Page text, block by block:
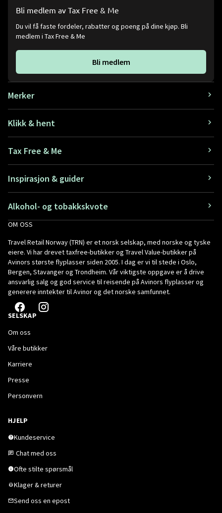
Bli medlem av Tax Free & Me
Du vil få faste fordeler, rabatter og poeng på dine kjøp. Bli
medlem i Tax Free & Me
Bli medlem
Merker
Klikk & hent
Tax Free & Me
Inspirasjon & guider
Alkohol- og tobakkskvote
OM OSS
Travel Retail Norway (TRN) er et norsk selskap, med norske og tyske
eiere. Vi har drevet taxfree-butikker og Travel Value-butikker på
Avinors største flyplasser siden 2005. I dag er vi til stede i Oslo,
Bergen, Stavanger og Trondheim. Vår viktigste oppgave er å drive
ansvarlig salg og god service til reisende på Avinors flyplasser og
generere inntekter til Avinor og det norske samfunnet.
SELSKAP
Om oss
Våre butikker
Karriere
Presse
Personvern
HJELP
Kundeservice
Chat med oss
Ofte stilte spørsmål
Klager & returer
Send oss en epost